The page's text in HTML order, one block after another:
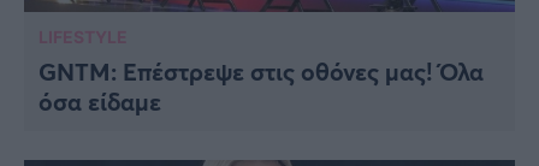
LIFESTYLE
GNTM: Επέστρεψε στις οθόνες μας! Όλα
όσα είδαμε